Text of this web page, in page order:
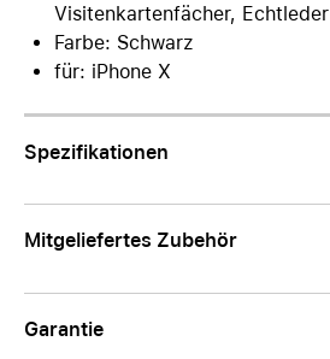
Visitenkartenfächer, Echtleder
Farbe: Schwarz
für: iPhone X
Spezifikationen
Mitgeliefertes Zubehör
Garantie